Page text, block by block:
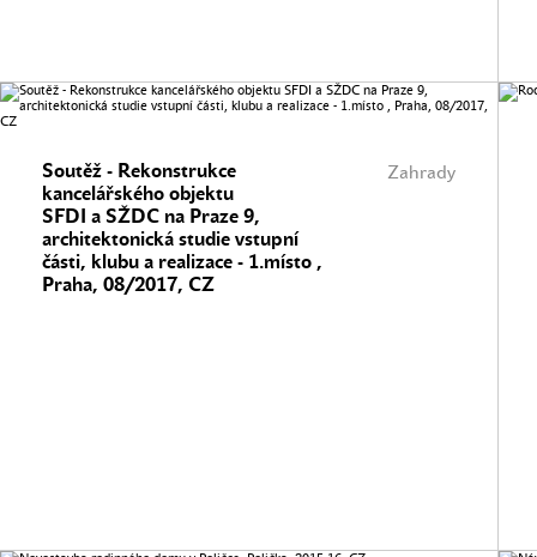
Zahrady
Soutěž - Rekonstrukce
kancelářského objektu
SFDI a SŽDC na Praze 9,
architektonická studie vstupní
části, klubu a realizace - 1.místo ,
Praha, 08/2017, CZ